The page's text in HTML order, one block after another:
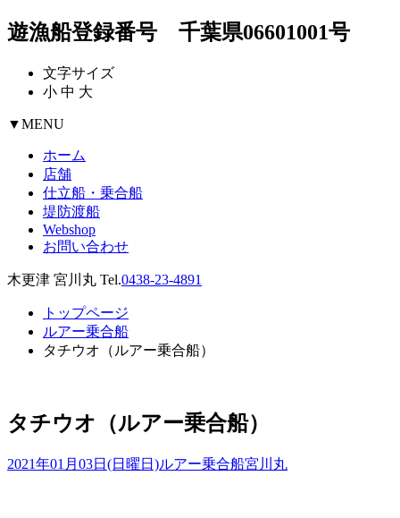
遊漁船登録番号 千葉県06601001号
文字サイズ
小 中 大
▼MENU
ホーム
店舗
仕立船・乗合船
堤防渡船
Webshop
お問い合わせ
木更津 宮川丸 Tel.0438-23-4891
トップページ
ルアー乗合船
タチウオ（ルアー乗合船）
タチウオ（ルアー乗合船）
2021年01月03日(日曜日)ルアー乗合船宮川丸